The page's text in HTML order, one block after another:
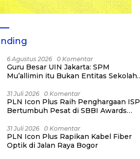
6 Agustus 2026 0 Komentar
Guru Besar UIN Jakarta: SPM
Mu’allimin itu Bukan Entitas Sekolah
31 Juli 2026 0 Komentar
PLN Icon Plus Raih Penghargaan ISP
Bertumbuh Pesat di SBBI Awards
31 Juli 2026 0 Komentar
PLN Icon Plus Rapikan Kabel Fiber
Optik di Jalan Raya Bogor